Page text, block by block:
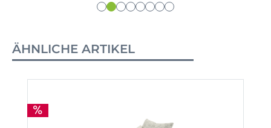
ÄHNLICHE ARTIKEL